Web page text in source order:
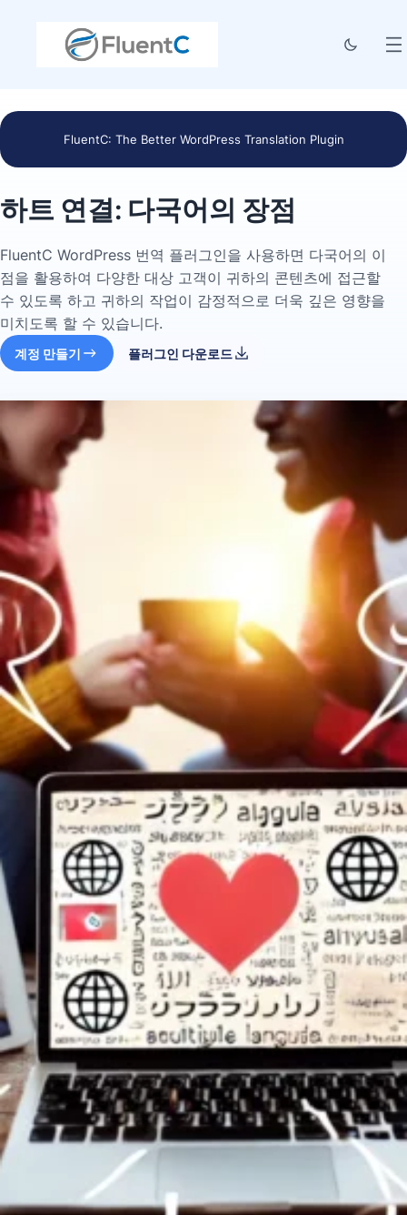
FluentC: The Better WordPress Translation Plugin
하트 연결: 다국어의 장점
FluentC WordPress 번역 플러그인을 사용하면 다국어의 이
점을 활용하여 다양한 대상 고객이 귀하의 콘텐츠에 접근할
수 있도록 하고 귀하의 작업이 감정적으로 더욱 깊은 영향을
미치도록 할 수 있습니다.
계정 만들기 플러그인 다운로드